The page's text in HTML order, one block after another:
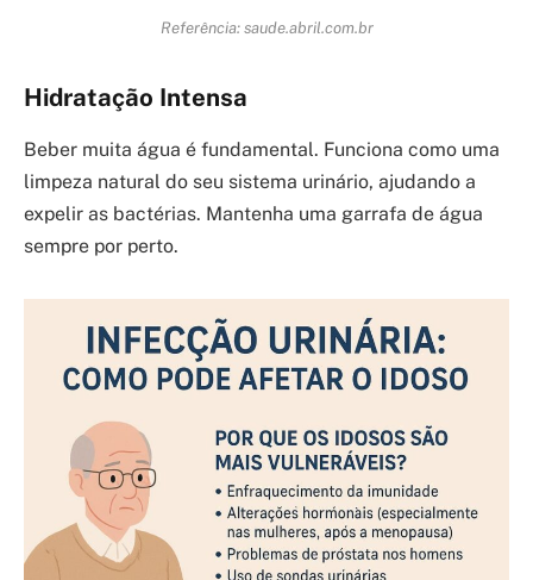
Referência: saude.abril.com.br
Hidratação Intensa
Beber muita água é fundamental. Funciona como uma
limpeza natural do seu sistema urinário, ajudando a
expelir as bactérias. Mantenha uma garrafa de água
sempre por perto.